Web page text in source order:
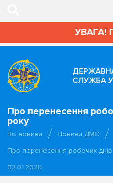
УВАГА!
СЛУЖБА
Про перенесення
року
Всі новини
Новини ДМС
Про перенесення робочих днів
02.01.2020